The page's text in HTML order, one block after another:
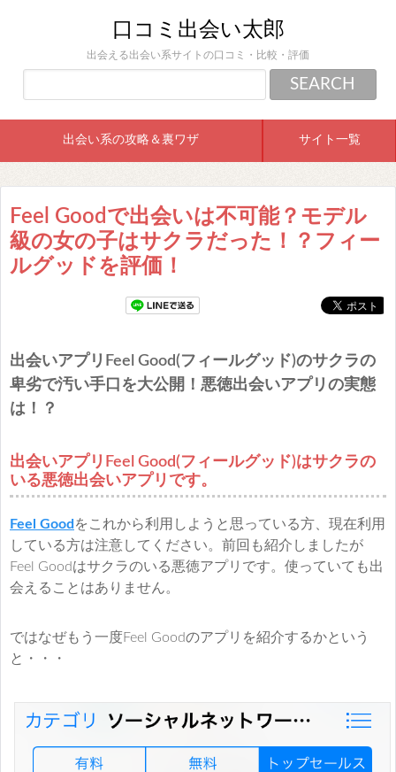
口コミ出会い太郎
出会える出会い系サイトの口コミ・比較・評価
出会い系の攻略＆裏ワザ サイト一覧
Feel Goodで出会いは不可能？モデル
級の女の子はサクラだった！？フィー
ルグッドを評価！
出会いアプリFeel Good(フィールグッド)のサクラの
卑劣で汚い手口を大公開！悪徳出会いアプリの実態
は！？
出会いアプリFeel Good(フィールグッド)はサクラの
いる悪徳出会いアプリです。
Feel Good をこれから利用しようと思っている方、現在利用
している方は注意してください。前回も紹介しましたが
Feel Goodはサクラのいる悪徳アプリです。使っていても出
会えることはありません。
ではなぜもう一度Feel Goodのアプリを紹介するかという
と・・・